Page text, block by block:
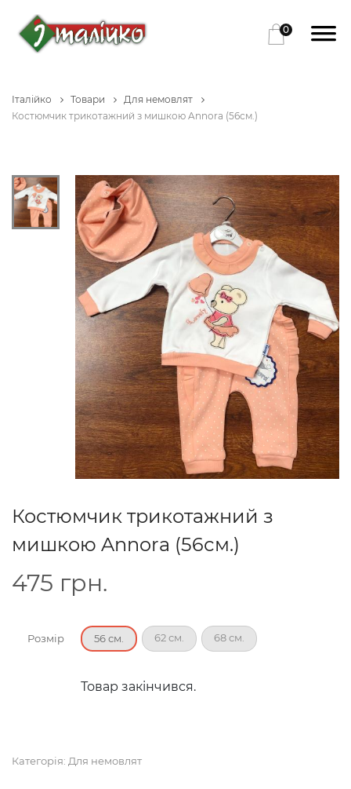
0
Італійко Товари
Для немовлят
Костюмчик трикотажний з мишкою Annora (56см.)
Костюмчик трикотажний з
мишкою Annora (56см.)
475 грн.
Розмір 56 см. 62 см. 68 см.
Товар закінчився.
Категорія: Для немовлят